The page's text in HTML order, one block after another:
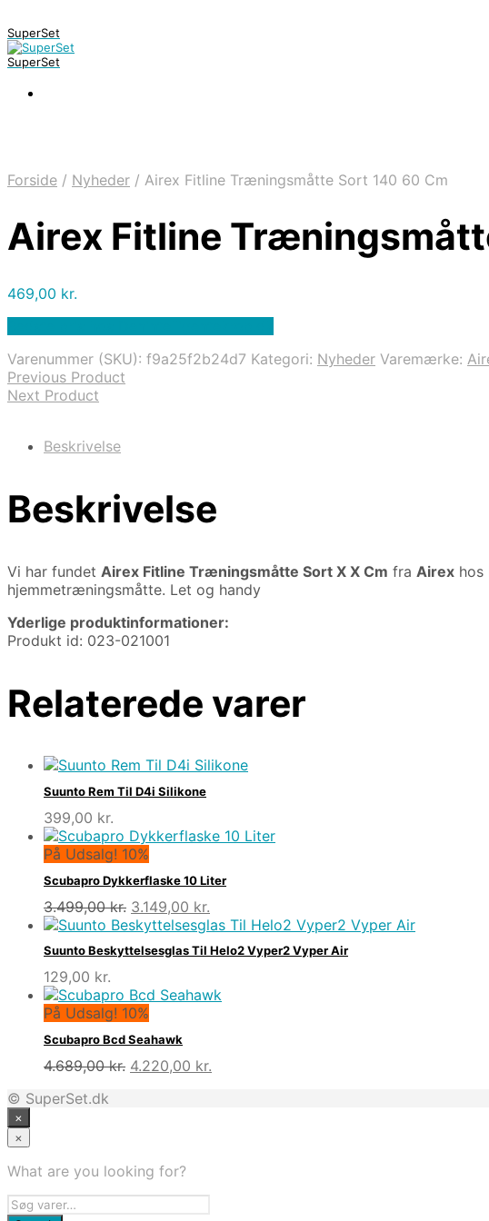
SuperSet
SuperSet
Forside / Nyheder / Airex Fitline Træningsmåtte Sort 140 60 Cm
Airex Fitline
469,00 kr.
Varenummer (SKU): f9a25f2b24d7 Kategori: Nyheder Varemærke:
Previous Product
Next Product
Beskrivelse
Beskrivelse
Vi har fundet Airex Fitline Træningsmåtte Sort X X Cm fra Airex hos
hjemmetræningsmåtte. Let og handy
Yderlige produktinformationer:
Produkt id: 023-021001
Relaterede varer
Suunto Rem Til D4i Silikone
399,00 kr.
På Udsalg! 10%
Scubapro Dykkerflaske 10 Liter
3.499,00kr. Den
oprindelige
pris
var:
3.149,00 kr.
aktuelle
pris
er:
Suunto Beskyttelsesglas Til Helo2 Vyper2 Vyper Air
129,00 kr.
På Udsalg! 10%
Scubapro Bcd Seahawk
4.689,00kr. Den
4.220,00 kr.
© SuperSet.dk
×
×
What are you looking for?